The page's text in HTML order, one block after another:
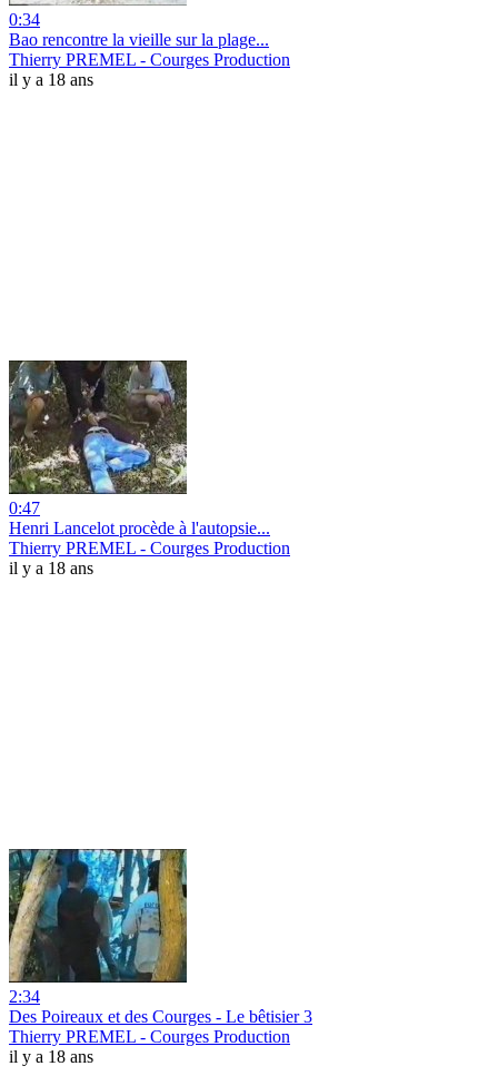
0:34
Bao rencontre la vieille sur la plage...
Thierry PREMEL - Courges Production
il y a 18 ans
0:47
Henri Lancelot procède à l'autopsie...
Thierry PREMEL - Courges Production
il y a 18 ans
2:34
Des Poireaux et des Courges - Le bêtisier 3
Thierry PREMEL - Courges Production
il y a 18 ans